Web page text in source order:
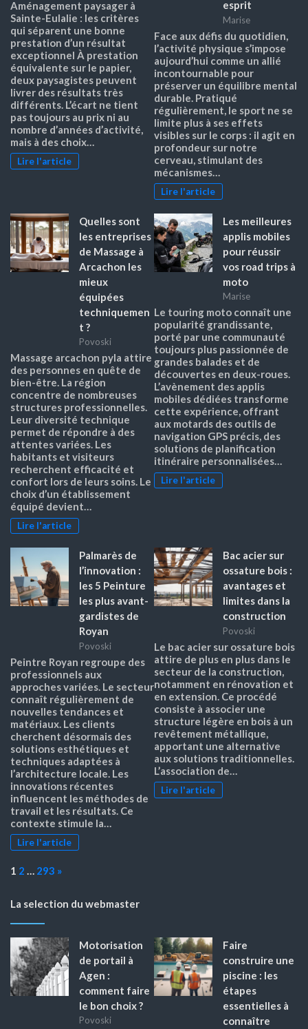
Aménagement paysager à
Sainte-Eulalie : les critères
qui séparent une bonne
prestation d’un résultat
exceptionnel À prestation
équivalente sur le papier,
deux paysagistes peuvent
livrer des résultats très
différents. L’écart ne tient
pas toujours au prix ni au
nombre d’années d’activité,
mais à des choix…
Lire l'article
esprit
Marise
Face aux défis du quotidien,
l’activité physique s’impose
aujourd’hui comme un allié
incontournable pour
préserver un équilibre mental
durable. Pratiqué
régulièrement, le sport ne se
limite plus à ses effets
visibles sur le corps : il agit en
profondeur sur notre
cerveau, stimulant des
mécanismes…
Lire l'article
Quelles sont
les entreprises
de Massage à
Arcachon les
mieux
équipées
techniquemen
t ?
Povoski
Massage arcachon pyla attire
des personnes en quête de
bien-être. La région
concentre de nombreuses
structures professionnelles.
Leur diversité technique
permet de répondre à des
attentes variées. Les
habitants et visiteurs
recherchent efficacité et
confort lors de leurs soins. Le
choix d’un établissement
équipé devient…
Lire l'article
Les meilleures
applis mobiles
pour réussir
vos road trips à
moto
Marise
Le touring moto connaît une
popularité grandissante,
porté par une communauté
toujours plus passionnée de
grandes balades et de
découvertes en deux-roues.
L’avènement des applis
mobiles dédiées transforme
cette expérience, offrant
aux motards des outils de
navigation GPS précis, des
solutions de planification
itinéraire personnalisées…
Lire l'article
Palmarès de
l’innovation :
les 5 Peinture
les plus avant-
gardistes de
Royan
Povoski
Peintre Royan regroupe des
professionnels aux
approches variées. Le secteur
connaît régulièrement de
nouvelles tendances et
matériaux. Les clients
cherchent désormais des
solutions esthétiques et
techniques adaptées à
l’architecture locale. Les
innovations récentes
influencent les méthodes de
travail et les résultats. Ce
contexte stimule la…
Lire l'article
Bac acier sur
ossature bois :
avantages et
limites dans la
construction
Povoski
Le bac acier sur ossature bois
attire de plus en plus dans le
secteur de la construction,
notamment en rénovation et
en extension. Ce procédé
consiste à associer une
structure légère en bois à un
revêtement métallique,
apportant une alternative
aux solutions traditionnelles.
L’association de…
Lire l'article
Page:
1 2 … 293 Next
»
La selection du webmaster
Motorisation
de portail à
Agen :
comment faire
le bon choix ?
Povoski
Faire
construire une
piscine : les
étapes
essentielles à
connaître